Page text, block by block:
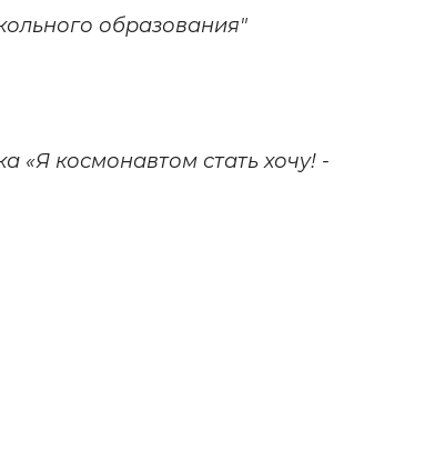
образования"
«Я космонавтом стать хочу! -